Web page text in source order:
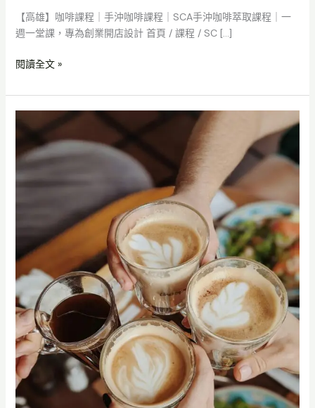
【高雄】咖啡課程｜手沖咖啡課程｜SCA手沖咖啡萃取課程｜一
週一堂課，專為創業開店設計 首頁 / 課程 / SC […]
萃
取
程
堂
專
店
設
計
閱讀全文 »
課
｜
課
程
｜
SCA
手
沖
咖
啡
萃